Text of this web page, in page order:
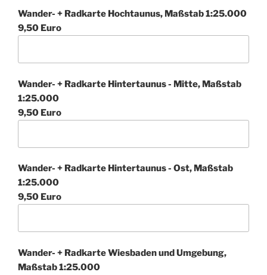
Wander- + Radkarte Hochtaunus, Maßstab 1:25.000
9,50 Euro
Wander- + Radkarte Hintertaunus - Mitte, Maßstab
1:25.000
9,50 Euro
Wander- + Radkarte Hintertaunus - Ost, Maßstab
1:25.000
9,50 Euro
Wander- + Radkarte Wiesbaden und Umgebung,
Maßstab 1:25.000